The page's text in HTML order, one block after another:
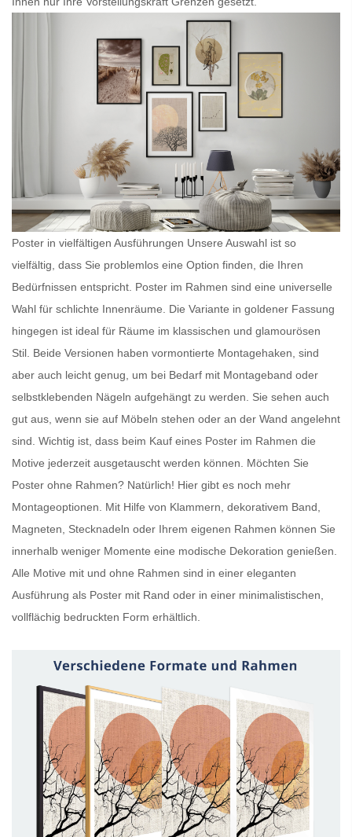
Poster in vielfältigen Ausführungen Unsere Auswahl ist so
vielfältig, dass Sie problemlos eine Option finden, die Ihren
Bedürfnissen entspricht. Poster im Rahmen sind eine universelle
Wahl für schlichte Innenräume. Die Variante in goldener Fassung
hingegen ist ideal für Räume im klassischen und glamourösen
Stil. Beide Versionen haben vormontierte Montagehaken, sind
aber auch leicht genug, um bei Bedarf mit Montageband oder
selbstklebenden Nägeln aufgehängt zu werden. Sie sehen auch
gut aus, wenn sie auf Möbeln stehen oder an der Wand angelehnt
sind. Wichtig ist, dass beim Kauf eines Poster im Rahmen die
Motive jederzeit ausgetauscht werden können. Möchten Sie
Poster ohne Rahmen? Natürlich! Hier gibt es noch mehr
Montageoptionen. Mit Hilfe von Klammern, dekorativem Band,
Magneten, Stecknadeln oder Ihrem eigenen Rahmen können Sie
innerhalb weniger Momente eine modische Dekoration genießen.
Alle Motive mit und ohne Rahmen sind in einer eleganten
Ausführung als Poster mit Rand oder in einer minimalistischen,
vollflächig bedruckten Form erhältlich.